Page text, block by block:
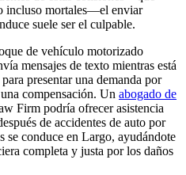
incluso mortales—el enviar
suele ser el culpable.
de vehículo motorizado
mensajes de texto mientras está
presentar una demanda por
compensación. Un abogado de
Firm podría ofrecer asistencia
de accidentes de auto por
se conduce en Largo, ayudándote
completa y justa por los daños